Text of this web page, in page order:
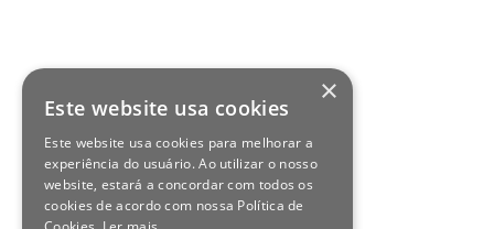
×
Este website usa cookies
Este website usa cookies para melhorar a
experiência do usuário. Ao utilizar o nosso
website, estará a concordar com todos os
cookies de acordo com nossa Política de